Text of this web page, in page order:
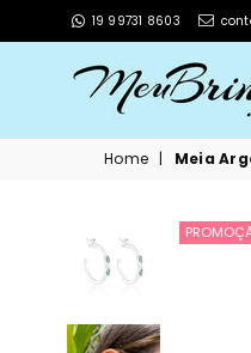
19 99731 8603
Home | Meia